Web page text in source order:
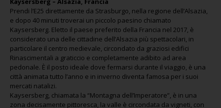
Prendi l’E25 direttamente da Strasburgo, nella regione dell’Alsazia,
e dopo 40 minuti troverai un piccolo paesino chiamato
Kaysersberg. Eletto il paese preferito della Francia nel 2017, è
considerato una delle cittadine dell’Alsazia più spettacolari, in
particolare il centro medievale, circondato da graziosi edifici
Rinascimentali a graticcio e completamente adibito ad area
pedonale. È il posto ideale dove fermarsi durante il viaggio, è una
città animata tutto l’anno e in inverno diventa famosa per i suoi
mercati natalizi.
Kaysersberg, chiamata la “Montagna dell’Imperatore”, è in una
zona decisamente pittoresca, la valle è circondata da vigneti, con